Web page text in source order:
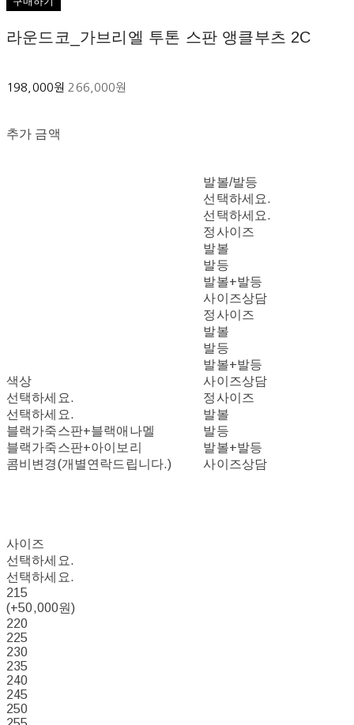
라운드코_가브리엘 투톤 스판 앵클부츠 2C
198,000원 266,000원
추가 금액
색상
선택하세요.
선택하세요.
블랙가죽스판+블랙애나멜
블랙가죽스판+아이보리
콤비변경(개별연락드립니다.)
발볼/발등
선택하세요.
선택하세요.
정사이즈
발볼
발등
발볼+발등
사이즈상담
정사이즈
발볼
발등
발볼+발등
사이즈상담
정사이즈
발볼
발등
발볼+발등
사이즈상담
사이즈
선택하세요.
선택하세요.
215
(+50,000원)
220
225
230
235
240
245
250